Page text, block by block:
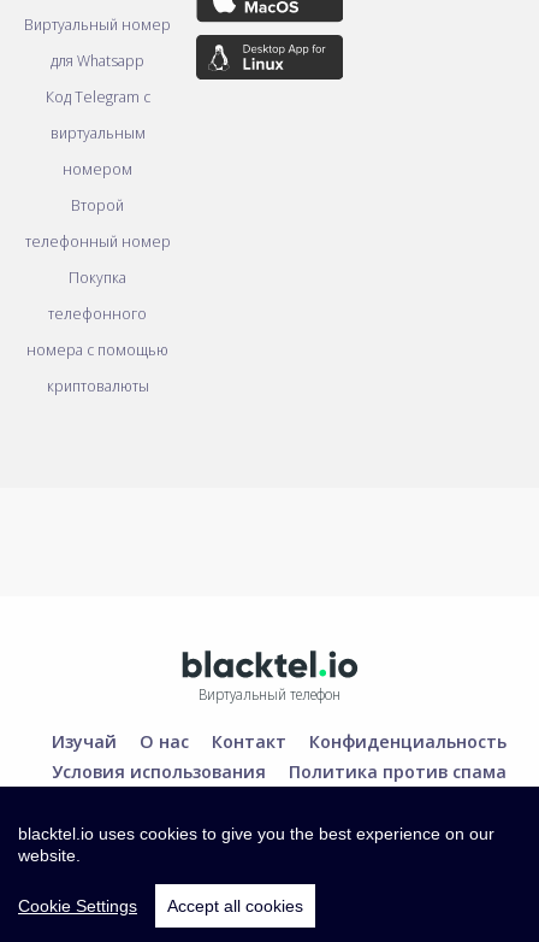
Виртуальный номер
для Whatsapp
Код Telegram с
виртуальным
номером
Второй
телефонный номер
Покупка
телефонного
номера с помощью
криптовалюты
Виртуальный телефон
Изучай О нас Контакт
Конфиденциальность
Условия использования
Политика против спама
blacktel.io uses cookies to give you the best experience on our
website.
Cookie Settings Accept all cookies